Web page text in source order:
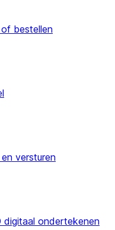
bestellen
versturen
digitaal ondertekenen